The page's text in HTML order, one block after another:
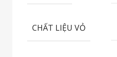
CHẤT LIỆU VỎ